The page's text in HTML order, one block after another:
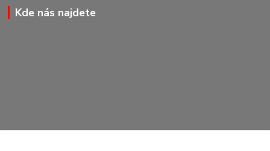
Kde nás najdete